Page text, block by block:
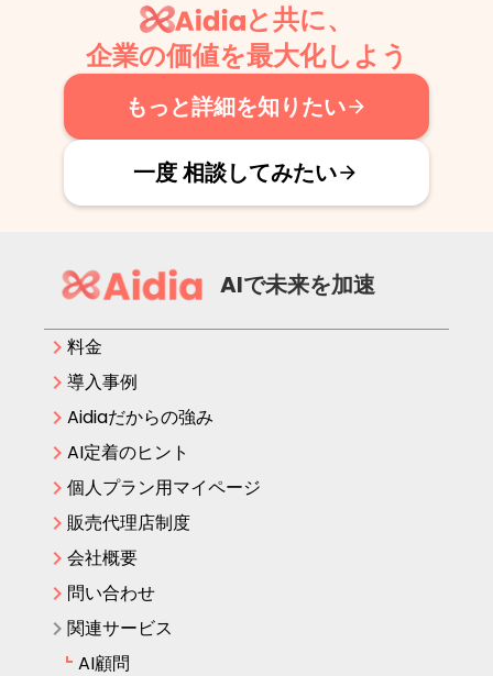
と共に、
企業の価値を最大化しよう
もっと詳細を知りたいarrow_forward
一度 相談してみたいarrow_forward
AIで未来を加速
keyboard_arrow_right料金
keyboard_arrow_right導入事例
keyboard_arrow_rightAidiaだからの強み
keyboard_arrow_rightAI定着のヒント
keyboard_arrow_right個人プラン用マイページ
keyboard_arrow_right販売代理店制度
keyboard_arrow_right会社概要
keyboard_arrow_right問い合わせ
keyboard_arrow_right関連サービス
AI顧問